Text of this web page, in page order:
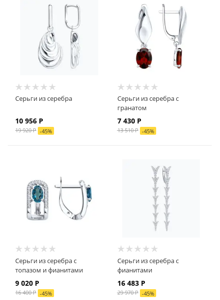
Серьги из серебра
10 956 Р
19 920Р -45%
Серьги из серебра с
гранатом
7 430Р
13 510Р -45%
Серьги из серебра с
топазом и фианитами
9 020 Р
16 400Р -45%
Серьги из серебра с
фианитами
16 483Р
29 970Р -45%